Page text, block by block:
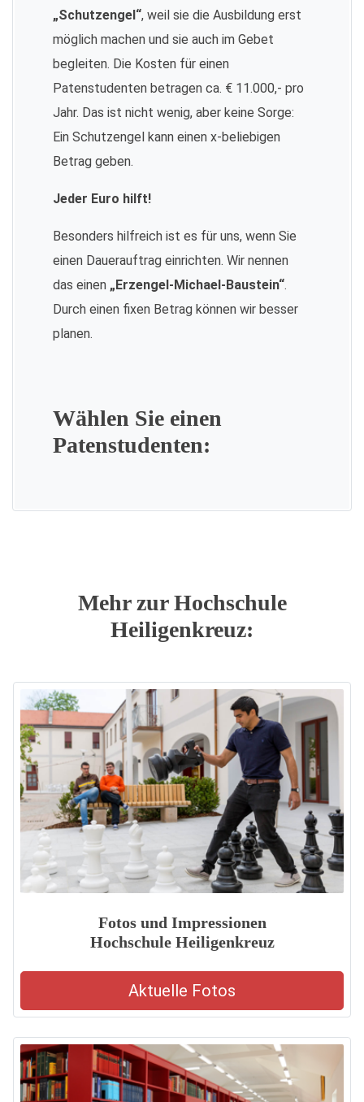
„Schutzengel“, weil sie die Ausbildung erst
möglich machen und sie auch im Gebet
begleiten. Die Kosten für einen
Patenstudenten betragen ca. € 11.000,- pro
Jahr. Das ist nicht wenig, aber keine Sorge:
Ein Schutzengel kann einen x-beliebigen
Betrag geben.
Jeder Euro hilft!
Besonders hilfreich ist es für uns, wenn Sie
einen Dauerauftrag einrichten. Wir nennen
das einen „Erzengel-Michael-Baustein“.
Durch einen fixen Betrag können wir besser
planen.
Wählen Sie einen
Patenstudenten:
Mehr zur Hochschule
Heiligenkreuz:
Fotos und Impressionen
Hochschule Heiligenkreuz
Aktuelle Fotos